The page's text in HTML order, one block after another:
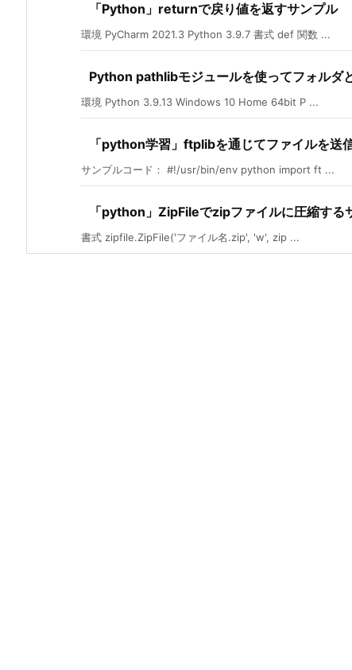
「Python」returnで戻り値を返すサンプル
環境 PyCharm 2021.3 Python 3.9.7 書式 def 関数 ...
Python pathlibモジュールを使ってフォルダ
環境 Python 3.9.13 Windows 10 Home 64bit P ...
「python学習」ftplibを通じてファイルを送
サンプルコード： #!/usr/bin/env python import ft ...
「python」ZipFileでzipファイルに圧縮する
書式 zipfile.ZipFile('ファイル名.zip', 'w', zip ...